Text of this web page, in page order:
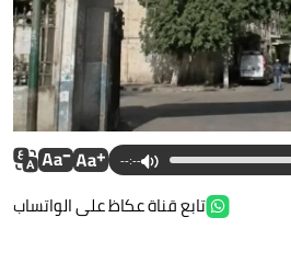
--:--
تابع قناة عكاظ على الواتساب